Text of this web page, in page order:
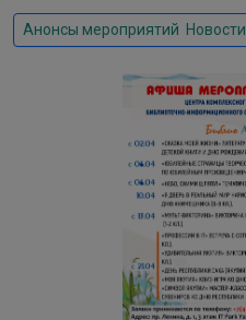
Анонсы мероприятий Новости